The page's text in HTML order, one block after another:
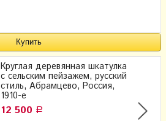
Круглая деревянная шкатулка
с сельским пейзажем, русский
стиль, Абрамцево, Россия,
1910-е
12 500 Р